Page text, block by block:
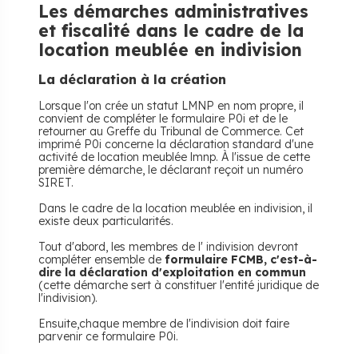
Les démarches administratives
et fiscalité dans le cadre de la
location meublée en indivision
La déclaration à la création
Lorsque l'on crée un statut LMNP en nom propre, il
convient de compléter le formulaire P0i et de le
retourner au Greffe du Tribunal de Commerce. Cet
imprimé P0i concerne la déclaration standard d'une
activité de location meublée lmnp. À l'issue de cette
première démarche, le déclarant reçoit un numéro
SIRET.
Dans le cadre de la location meublée en indivision, il
existe deux particularités.
Tout d'abord, les membres de l' indivision devront
compléter ensemble de formulaire FCMB, c'est-à-
dire la déclaration d'exploitation en commun
(cette démarche sert à constituer l'entité juridique de
l'indivision).
Ensuite,chaque membre de l'indivision doit faire
parvenir ce formulaire P0i.